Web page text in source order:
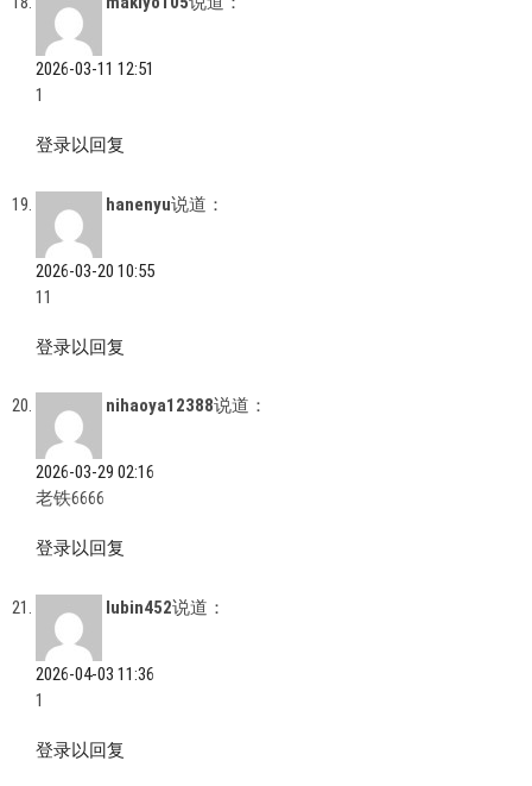
2026-03-11 12:51
1
登录以回复
hanenyu说道：
2026-03-20 10:55
11
登录以回复
nihaoya12388说道：
2026-03-29 02:16
老铁6666
登录以回复
lubin452说道：
2026-04-03 11:36
1
登录以回复